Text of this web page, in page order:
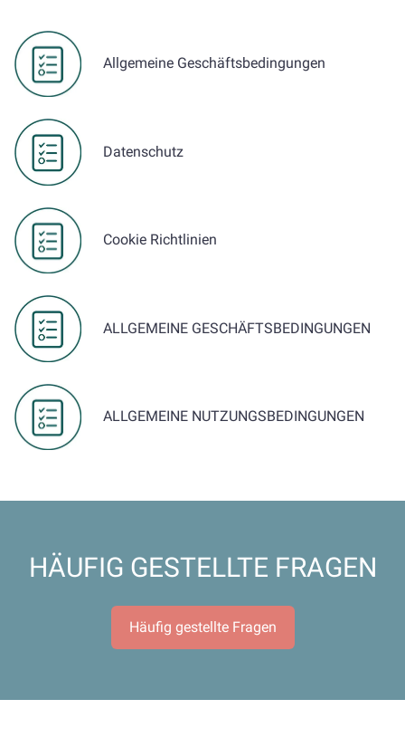
Allgemeine Geschäftsbedingungen
Datenschutz
Cookie Richtlinien
ALLGEMEINE GESCHÄFTSBEDINGUNGEN
ALLGEMEINE NUTZUNGSBEDINGUNGEN
HÄUFIG GESTELLTE FRAGEN
Häufig gestellte Fragen